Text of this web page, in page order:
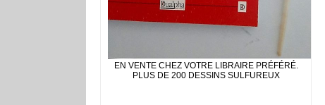
EN VENTE CHEZ VOTRE LIBRAIRE PRÉFÉRÉ.
PLUS DE 200 DESSINS SULFUREUX